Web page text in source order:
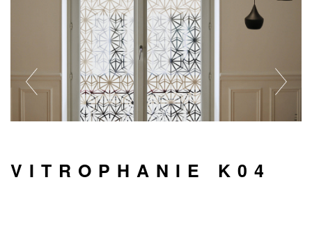
VITROPHANIE K04